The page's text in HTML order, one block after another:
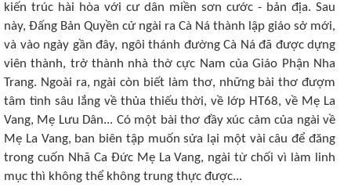
kiến trúc hài hòa với cư dân miền sơn cước - bản địa. Sau
này, Đấng Bản Quyền cử ngài ra Cà Ná thành lập giáo sở mới,
và vào ngày gần đây, ngôi thánh đường Cà Ná đã được dựng
viên thành, trở thành nhà thờ cực Nam của Giáo Phận Nha
Trang. Ngoài ra, ngài còn biết làm thơ, những bài thơ đượm
tâm tình sâu lắng về thủa thiếu thời, về lớp HT68, về Mẹ La
Vang, Mẹ Lưu Dân... Có một bài thơ đầy xúc cảm của ngài về
Mẹ La Vang, ban biên tập muốn sửa lại một vài câu để đăng
trong cuốn Nhã Ca Đức Mẹ La Vang, ngài từ chối vì làm linh
mục thì không thể không trung thực được...